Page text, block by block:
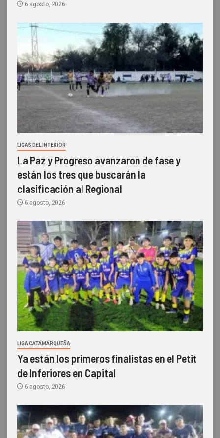
6 agosto, 2026
LIGAS DEL INTERIOR
La Paz y Progreso avanzaron de fase y
están los tres que buscarán la
clasificación al Regional
6 agosto, 2026
LIGA CATAMARQUEÑA
Ya están los primeros finalistas en el Petit
de Inferiores en Capital
6 agosto, 2026